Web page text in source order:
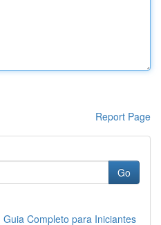
Report Page
Go
Completo para Iniciantes